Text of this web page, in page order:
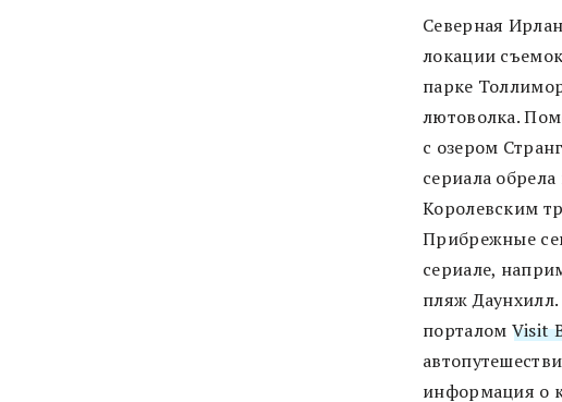
Северная
локации
парке
лютоволка.
с озером
сериала
Королевским
Прибрежные
сериале,
пляж
порталом Visit
информация о